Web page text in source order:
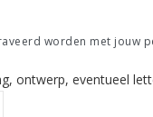
worden met jouw
ontwerp, eventueel